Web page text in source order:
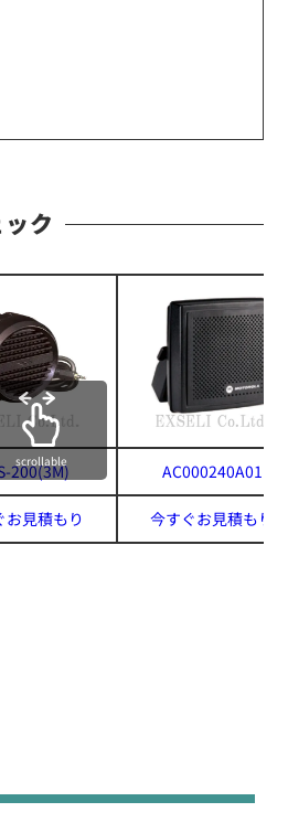
ク
200(3M) AC000240A01
お見積もり 今すぐお見積もり
scrollable